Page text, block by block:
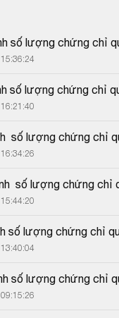
số lượng chứng chỉ
số lượng chứng chỉ
số lượng chứng chỉ
số lượng chứng chỉ
số lượng chứng chỉ
số lượng chứng chỉ